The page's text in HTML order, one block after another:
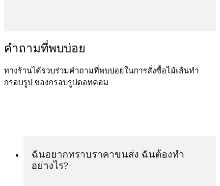
คำถามที่พบบ่อย
ทางร้านได้รวบร่วมคำถามที่พบบ่อยในการสั่งซื้อไม้เส้นทำ
กรอบรูป ของกรอบรูปดอทคอม
ฉันอยากทราบราคาขนส่ง ฉันต้องทำ
อย่างไร?